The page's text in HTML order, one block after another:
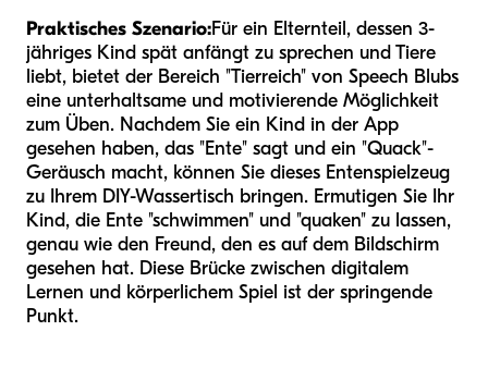
Praktisches Szenario:Für ein Elternteil, dessen 3-
jähriges Kind spät anfängt zu sprechen und Tiere
liebt, bietet der Bereich "Tierreich" von Speech Blubs
eine unterhaltsame und motivierende Möglichkeit
zum Üben. Nachdem Sie ein Kind in der App
gesehen haben, das "Ente" sagt und ein "Quack"-
Geräusch macht, können Sie dieses Entenspielzeug
zu Ihrem DIY-Wassertisch bringen. Ermutigen Sie Ihr
Kind, die Ente "schwimmen" und "quaken" zu lassen,
genau wie den Freund, den es auf dem Bildschirm
gesehen hat. Diese Brücke zwischen digitalem
Lernen und körperlichem Spiel ist der springende
Punkt.